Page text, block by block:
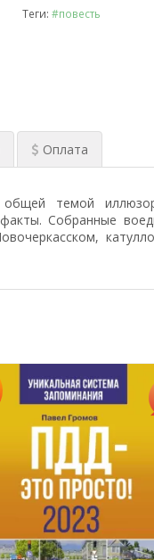
Теги: #повесть
Оплата
темой
Собранные